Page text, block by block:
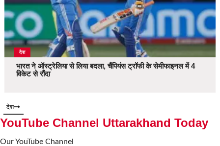
देश
भारत ने ऑस्ट्रेलिया से लिया बदला, चैंपियंस ट्रॉफी के सेमीफाइनल में 4
विकेट से रौंदा
देश
YouTube Channel Uttarakhand Today
Our YouTube Channel